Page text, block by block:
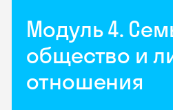
Модуль 4.
общество и
отношения